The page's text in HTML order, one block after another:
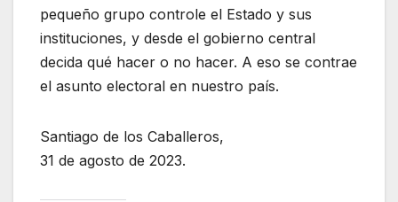
pequeño grupo controle el Estado y sus
instituciones, y desde el gobierno central
decida qué hacer o no hacer. A eso se contrae
el asunto electoral en nuestro país.
Santiago de los Caballeros,
31 de agosto de 2023.